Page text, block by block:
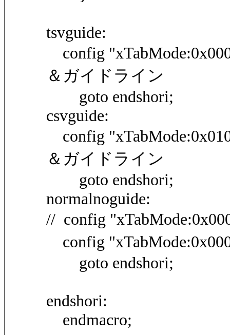
tsvguide:
config
＆ガイドライン
goto endshori;
csvguide:
config
＆ガイドライン
goto endshori;
normalnoguide:
// config
config
goto endshori;
endshori:
endmacro;